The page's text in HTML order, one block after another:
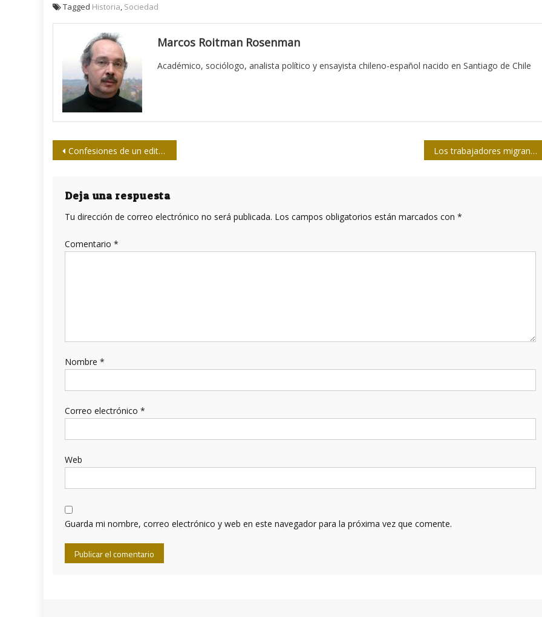
Tagged Historia, Sociedad
Marcos Roitman Rosenman
Académico, sociólogo, analista político y ensayista chileno-español nacido en Santiago de Chile
Navegación
entradas
Confesiones de un editor de poesía Los trabajadores migrantes enriquecen al mundo
Deja una respuesta
Tu dirección de correo electrónico no será publicada. Los campos obligatorios están marcados con *
Comentario *
Nombre *
Correo electrónico *
Web
Guarda mi nombre, correo electrónico y web en este navegador para la próxima vez que comente.